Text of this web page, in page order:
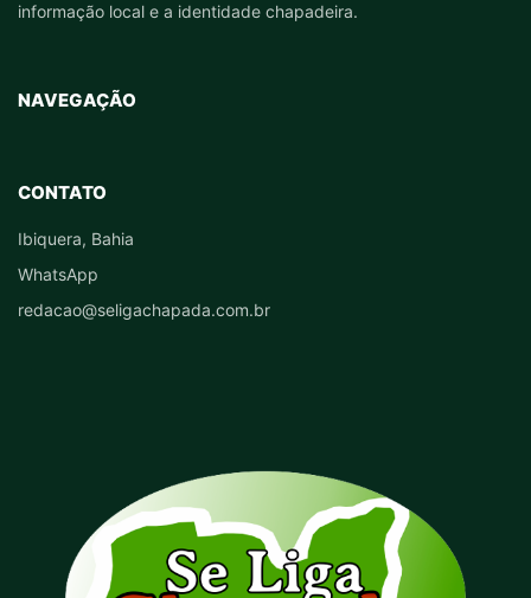
informação local e a identidade chapadeira.
NAVEGAÇÃO
CONTATO
Ibiquera, Bahia
WhatsApp
redacao@seligachapada.com.br